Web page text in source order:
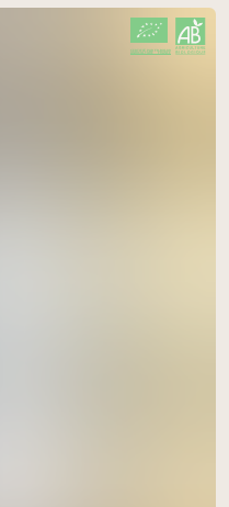
CERTIFIÉ PAR FR-BIO-09
AGRICULTURE FRANCE